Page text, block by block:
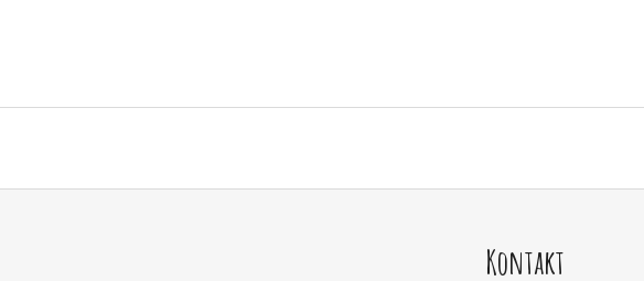
Kontakt